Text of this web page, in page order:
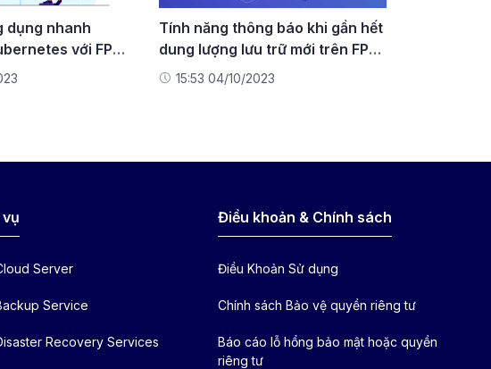
dụng nhanh
với FPT
Tính năng thông báo khi gần hết
dung lượng lưu trữ mới trên FPT
Object Storage
15:53 04/10/2023
Server
Service
Recovery Services
Điều khoản & Chính sách
Điều Khoản Sử dụng
Chính sách Bảo vệ quyền riêng tư
Báo cáo lỗ hổng bảo mật hoặc quyền
riêng tư